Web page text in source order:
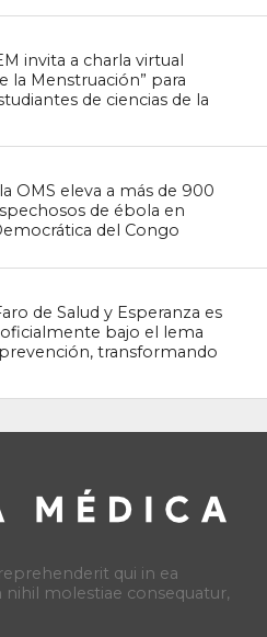
invita a charla virtual
la Menstruación” para
de ciencias de la
OMS eleva a más de 900
de ébola en
del Congo
de Salud y Esperanza es
bajo el lema
prevención, transformando
qui in ea
molestiae consequatur,